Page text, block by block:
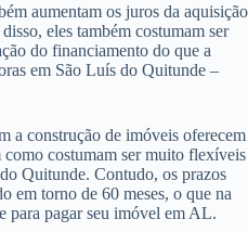
aumentam os juros da aquisição
eles também costumam ser
do financiamento do que a
em São Luís do Quitunde –
a construção de imóveis oferecem
costumam ser muito flexíveis
Quitunde. Contudo, os prazos
em torno de 60 meses, o que na
para pagar seu imóvel em AL.